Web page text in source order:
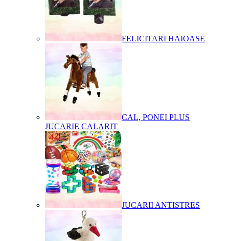
FELICITARI HAIOASE
CAL, PONEI PLUS
JUCARIE CALARIT
JUCARII ANTISTRES